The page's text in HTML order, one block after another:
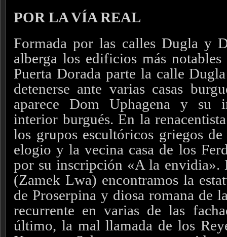
POR LA VÍA REAL
Formada por las calles Dugla y
alberga los edificios más
Puerta Dorada parte la calle
detenerse ante varias casas
aparece Dom Uphagena y su
interior burgués. En la
los grupos escultóricos griegos
elogio y la vecina casa de los
por su inscripción «A la envidia».
(Zamek Lwa) encontramos la
de Proserpina y diosa romana de
recurrente en varias de las
último, la mal llamada de los